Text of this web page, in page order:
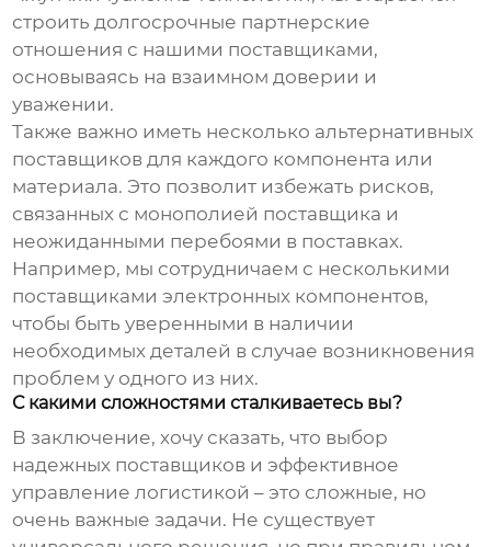
строить долгосрочные партнерские
отношения с нашими поставщиками,
основываясь на взаимном доверии и
уважении.
Также важно иметь несколько альтернативных
поставщиков для каждого компонента или
материала. Это позволит избежать рисков,
связанных с монополией поставщика и
неожиданными перебоями в поставках.
Например, мы сотрудничаем с несколькими
поставщиками электронных компонентов,
чтобы быть уверенными в наличии
необходимых деталей в случае возникновения
проблем у одного из них.
С какими сложностями сталкиваетесь вы?
В заключение, хочу сказать, что выбор
надежных поставщиков и эффективное
управление логистикой – это сложные, но
очень важные задачи. Не существует